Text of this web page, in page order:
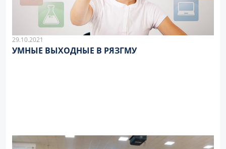
29.10.2021
УМНЫЕ ВЫХОДНЫЕ В РЯЗГМУ